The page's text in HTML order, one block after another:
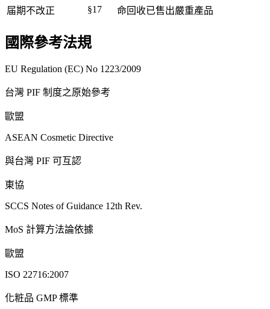
届期不改正 §17 命回收已售出嚴重產品
國際參考法規
EU Regulation (EC) No 1223/2009
台灣 PIF 制度之原始參考
歐盟
ASEAN Cosmetic Directive
與台灣 PIF 可互認
東協
SCCS Notes of Guidance 12th Rev.
MoS 計算方法論依據
歐盟
ISO 22716:2007
化粧品 GMP 標準